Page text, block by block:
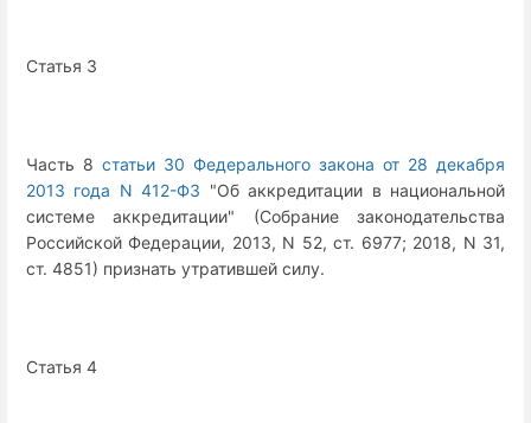
Статья 3
Часть 8 статьи 30 Федерального закона от 28 декабря
2013 года N 412-ФЗ "Об аккредитации в национальной
системе аккредитации" (Собрание законодательства
Российской Федерации, 2013, N 52, ст. 6977; 2018, N 31,
ст. 4851) признать утратившей силу.
Статья 4